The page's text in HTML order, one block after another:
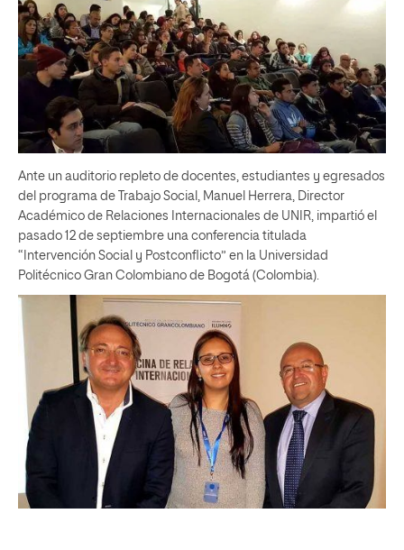
Ante un auditorio repleto de docentes, estudiantes y egresados
del programa de Trabajo Social, Manuel Herrera, Director
Académico de Relaciones Internacionales de UNIR, impartió el
pasado 12 de septiembre una conferencia titulada
“Intervención Social y Postconflicto” en la Universidad
Politécnico Gran Colombiano de Bogotá (Colombia).